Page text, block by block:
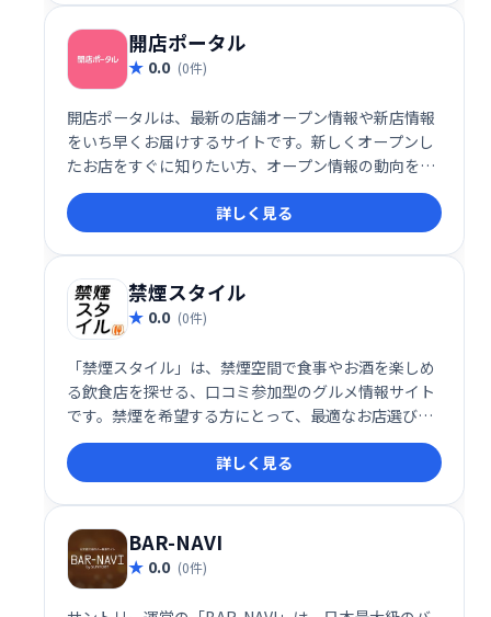
開店ポータル
0.0 (0件)
開店ポータルは、最新の店舗オープン情報や新店情報
をいち早くお届けするサイトです。新しくオープンし
たお店をすぐに知りたい方、オープン情報の動向を把
握したい方におすすめ
詳しく見る
禁煙スタイル
0.0 (0件)
「禁煙スタイル」は、禁煙空間で食事やお酒を楽しめ
る飲食店を探せる、口コミ参加型のグルメ情報サイト
です。禁煙を希望する方にとって、最適なお店選びを
サポートします。ユーザーの口コミや評価を参考に、
快適な食事空間を見つけましょう。
詳しく見る
BAR-NAVI
0.0 (0件)